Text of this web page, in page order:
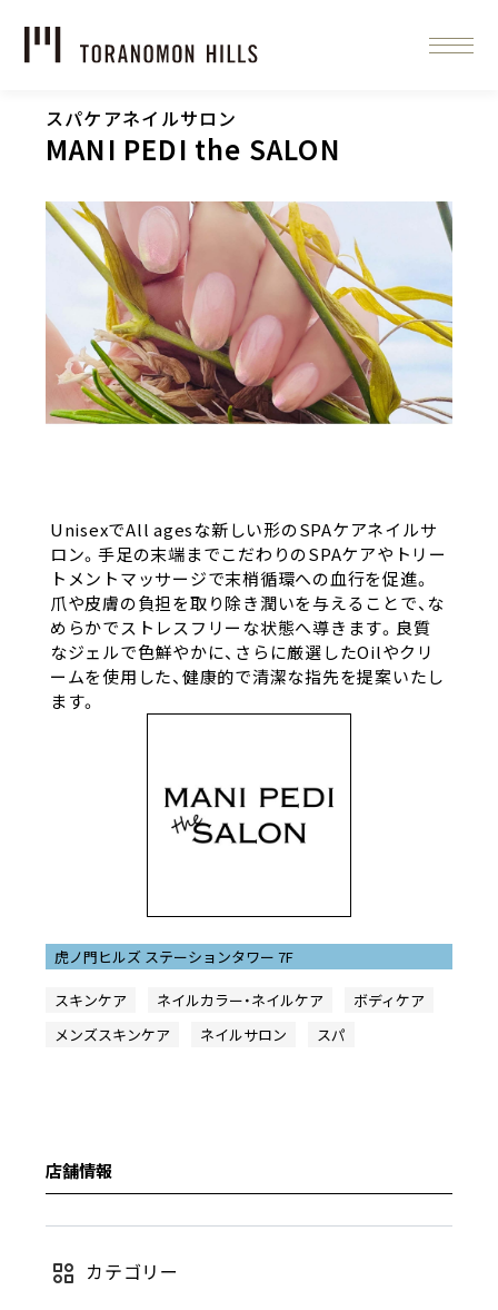
スパケアネイルサロン
MANI PEDI the SALON
虎ノ門ヒルズ ステーションタワー 7F
スキンケア ネイルカラー・ネイルケア
ボディケア
メンズスキンケア
ネイルサロン スパ
UnisexでAll agesな新しい形のSPAケアネイルサ
ロン。手足の末端までこだわりのSPAケアやトリー
トメントマッサージで末梢循環への血行を促進。
爪や皮膚の負担を取り除き潤いを与えることで、な
めらかでストレスフリーな状態へ導きます。良質
なジェルで色鮮やかに、さらに厳選したOilやクリ
ームを使用した、健康的で清潔な指先を提案いたし
ます。
店舗情報
カテゴリー